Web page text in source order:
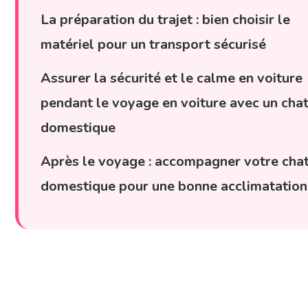
La préparation du trajet : bien choisir le
matériel pour un transport sécurisé
Assurer la sécurité et le calme en voiture
pendant le voyage en voiture avec un
domestique
Après le voyage : accompagner votre
domestique pour une bonne acclimatation